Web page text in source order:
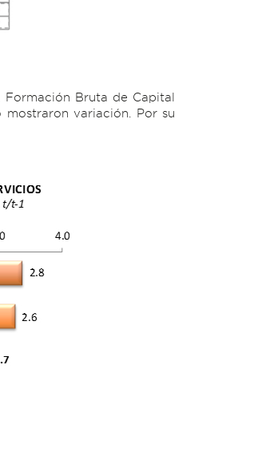
Bruta de Capital
variación. Por su